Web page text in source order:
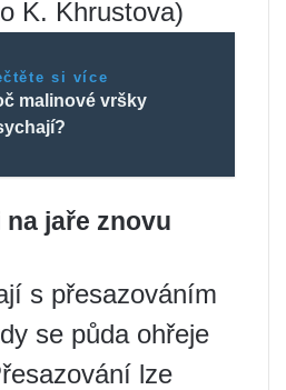
K. Khrustova)
si více
malinové vršky
jaře znovu
s přesazováním
se půda ohřeje
lze